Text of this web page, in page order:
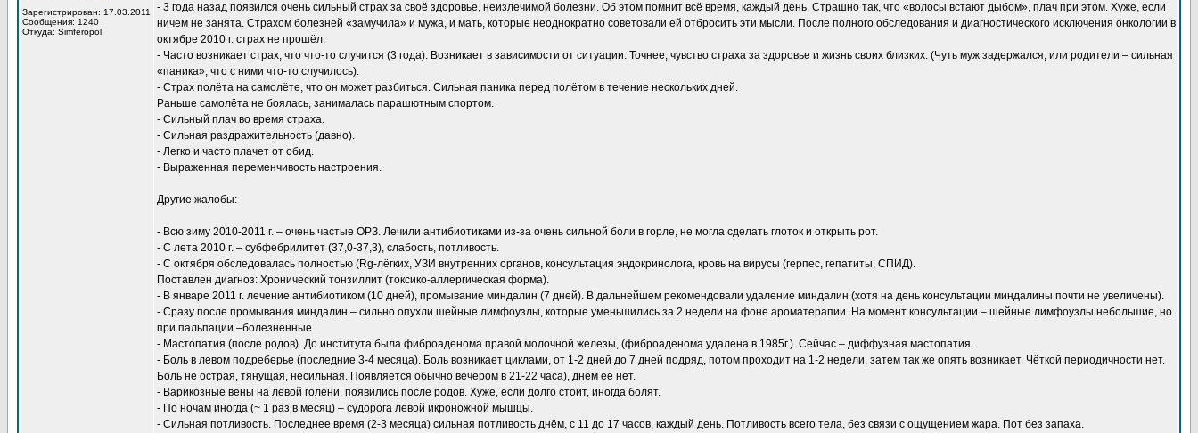
Зарегистрирован: 17.03.2011
Сообщения: 1240
Откуда: Simferopol
- 3 года назад появился очень сильный страх за своё здоровье, неизлечимой болезни. Об этом помнит всё время, каждый день. Страшно так, что «волосы встают дыбом», плач при этом. Хуже, если
ничем не занята. Страхом болезней «замучила» и мужа, и мать, которые неоднократно советовали ей отбросить эти мысли. После полного обследования и диагностического исключения онкологии в
октябре 2010 г. страх не прошёл.
- Часто возникает страх, что что-то случится (3 года). Возникает в зависимости от ситуации. Точнее, чувство страха за здоровье и жизнь своих близких. (Чуть муж задержался, или родители – сильная
«паника», что с ними что-то случилось).
- Страх полёта на самолёте, что он может разбиться. Сильная паника перед полётом в течение нескольких дней.
Раньше самолёта не боялась, занималась парашютным спортом.
- Сильный плач во время страха.
- Сильная раздражительность (давно).
- Легко и часто плачет от обид.
- Выраженная переменчивость настроения.
Другие жалобы:
- Всю зиму 2010-2011 г. – очень частые ОРЗ. Лечили антибиотиками из-за очень сильной боли в горле, не могла сделать глоток и открыть рот.
- С лета 2010 г. – субфебрилитет (37,0-37,3), слабость, потливость.
- С октября обследовалась полностью (Rg-лёгких, УЗИ внутренних органов, консультация эндокринолога, кровь на вирусы (герпес, гепатиты, СПИД).
Поставлен диагноз: Хронический тонзиллит (токсико-аллергическая форма).
- В январе 2011 г. лечение антибиотиком (10 дней), промывание миндалин (7 дней). В дальнейшем рекомендовали удаление миндалин (хотя на день консультации миндалины почти не увеличены).
- Сразу после промывания миндалин – сильно опухли шейные лимфоузлы, которые уменьшились за 2 недели на фоне ароматерапии. На момент консультации – шейные лимфоузлы небольшие, но
при пальпации –болезненные.
- Мастопатия (после родов). До института была фиброаденома правой молочной железы, (фиброаденома удалена в 1985г.). Сейчас – диффузная мастопатия.
- Боль в левом подреберье (последние 3-4 месяца). Боль возникает циклами, от 1-2 дней до 7 дней подряд, потом проходит на 1-2 недели, затем так же опять возникает. Чёткой периодичности нет.
Боль не острая, тянущая, несильная. Появляется обычно вечером в 21-22 часа), днём её нет.
- Варикозные вены на левой голени, появились после родов. Хуже, если долго стоит, иногда болят.
- По ночам иногда (~ 1 раз в месяц) – судорога левой икроножной мышцы.
- Сильная потливость. Последнее время (2-3 месяца) сильная потливость днём, с 11 до 17 часов, каждый день. Потливость всего тела, без связи с ощущением жара. Пот без запаха.